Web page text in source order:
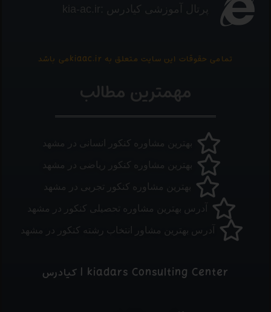
پرتال آموزشی کیادرس :kia-ac.ir
تمامی حقوقات این سایت متعلق به kiaac.irمی باشد
مهمترین مطالب
بهترین مشاوره کنکور انسانی در مشهد
بهترین مشاوره کنکور ریاضی در مشهد
بهترین مشاوره کنکور تجربی در مشهد
آدرس بهترین مشاوره تحصیلی کنکور در مشهد
آدرس بهترین مشاور انتخاب رشته کنکور در مشهد
kiadars Consulting Center | کیادرس